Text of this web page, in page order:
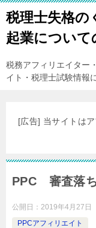
税理士失格
起業について
税務アフィリエイター
イト・税理士試験情報
[広告] 当サイトは
PPC 審査落
公開日： 2019年4月27日
PPCアフィリエイト